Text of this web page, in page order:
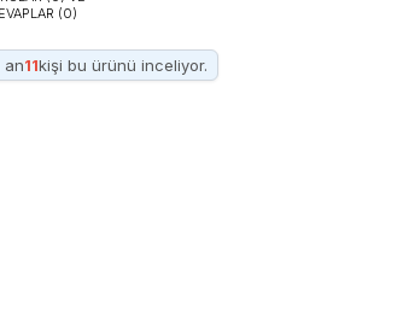
(0)
an11kişi bu ürünü inceliyor.